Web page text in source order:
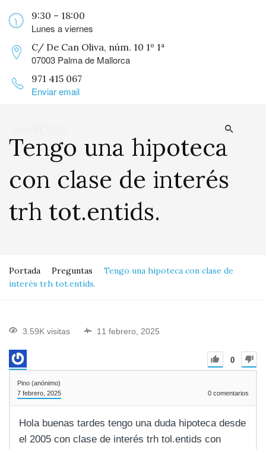
9:30 – 18:00
Lunes a viernes
C/ De Can Oliva, núm. 10 1º 1ª
07003 Palma de Mallorca
971 415 067
Enviar email
Tengo una hipoteca
con clase de interés
trh tot.entids.
Portada Preguntas
Tengo una hipoteca con clase de
interés trh tot.entids.
3.59K visitas 11 febrero, 2025
0
Pino (anónimo)
7 febrero, 2025
0 comentarios
Hola buenas tardes tengo una duda hipoteca desde
el 2005 con clase de interés trh tol.entids con